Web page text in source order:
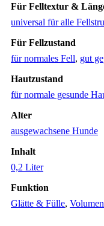
Für Felltextur &
universal für alle
Für Fellzustand
für normales Fell, gut
Hautzustand
für normale gesunde
Alter
ausgewachsene Hunde
Inhalt
0,2 Liter
Funktion
Glätte & Fülle,